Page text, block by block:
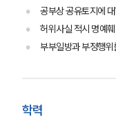
공부상 공유토지에
허위사실 적시 명예
부부일방과 부정행
학력